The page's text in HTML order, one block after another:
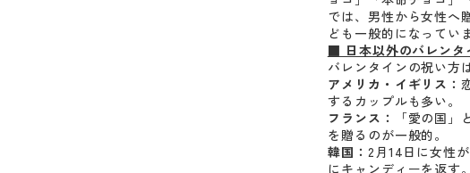
では、男性から女性へ
ども一般的になってい
■ 日本以外のバレンタ
バレンタインの祝い方
アメリカ・イギリス：
するカップルも多い。
フランス：
「愛の国
を贈るのが一般的。
韓国： 2月14日に女性
にキャンディーを返す